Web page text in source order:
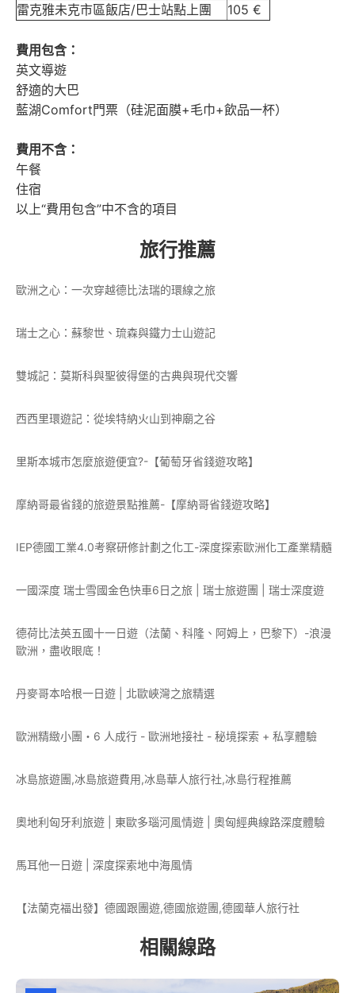
雷克雅未克市區飯店/巴士站點上團
105 €
費用包含：
英文導遊
舒適的大巴
藍湖Comfort門票（硅泥面膜+毛巾+飲品一杯）
費用不含：
午餐
住宿
以上“費用包含”中不含的項目
旅行推薦
歐洲之心：一次穿越德比法瑞的環線之旅
瑞士之心：蘇黎世、琉森與鐵力士山遊記
雙城記：莫斯科與聖彼得堡的古典與現代交響
西西里環遊記：從埃特納火山到神廟之谷
里斯本城市怎麼旅遊便宜?-【葡萄牙省錢遊攻略】
摩納哥最省錢的旅遊景點推薦-【摩納哥省錢遊攻略】
IEP德國工業4.0考察研修計劃之化工-深度探索歐洲化工產業精髓
一國深度 瑞士雪國金色快車6日之旅 | 瑞士旅遊團 | 瑞士深度遊
德荷比法英五國十一日遊（法蘭、科隆、阿姆上，巴黎下）-浪漫
歐洲，盡收眼底！
丹麥哥本哈根一日遊 | 北歐峽灣之旅精選
歐洲精緻小團・6 人成行 - 歐洲地接社 - 秘境探索 + 私享體驗
冰島旅遊團,冰島旅遊費用,冰島華人旅行社,冰島行程推薦
奧地利匈牙利旅遊 | 東歐多瑙河風情遊 | 奧匈經典線路深度體驗
馬耳他一日遊 | 深度探索地中海風情
【法蘭克福出發】德國跟團遊,德國旅遊團,德國華人旅行社
相關線路